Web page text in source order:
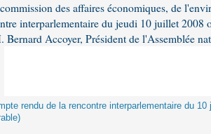
des affaires économiques, de
interparlementaire du jeudi 10 juillet 2008
Bernard Accoyer, Président de l'Assemblée
rendu de la rencontre interparlementaire du